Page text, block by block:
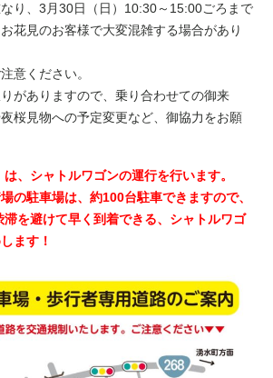
り、3月30日（日）10:30～15:00ごろまで
花見のお客様で大変混雑する場合があり
意ください。
がありますので、乗り合わせての御来
桜見物への予定変更など、御協力をお願
、シャトルワゴンの運行を行います。
の駐車場は、約100台駐車できますので、
を避けて早く到着できる、シャトルワゴ
ます！